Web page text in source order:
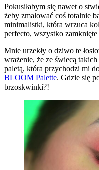
Pokusiłabym się nawet o
żeby zmalować coś totalnie
minimalistki, która wrzuca
perfecto, wszystko
Mnie urzekły o dziwo te
wrażenie, że ze świecą
paletą, która przychodzi mi
BLOOM Palette. Gdzie się
brzoskwinki?!